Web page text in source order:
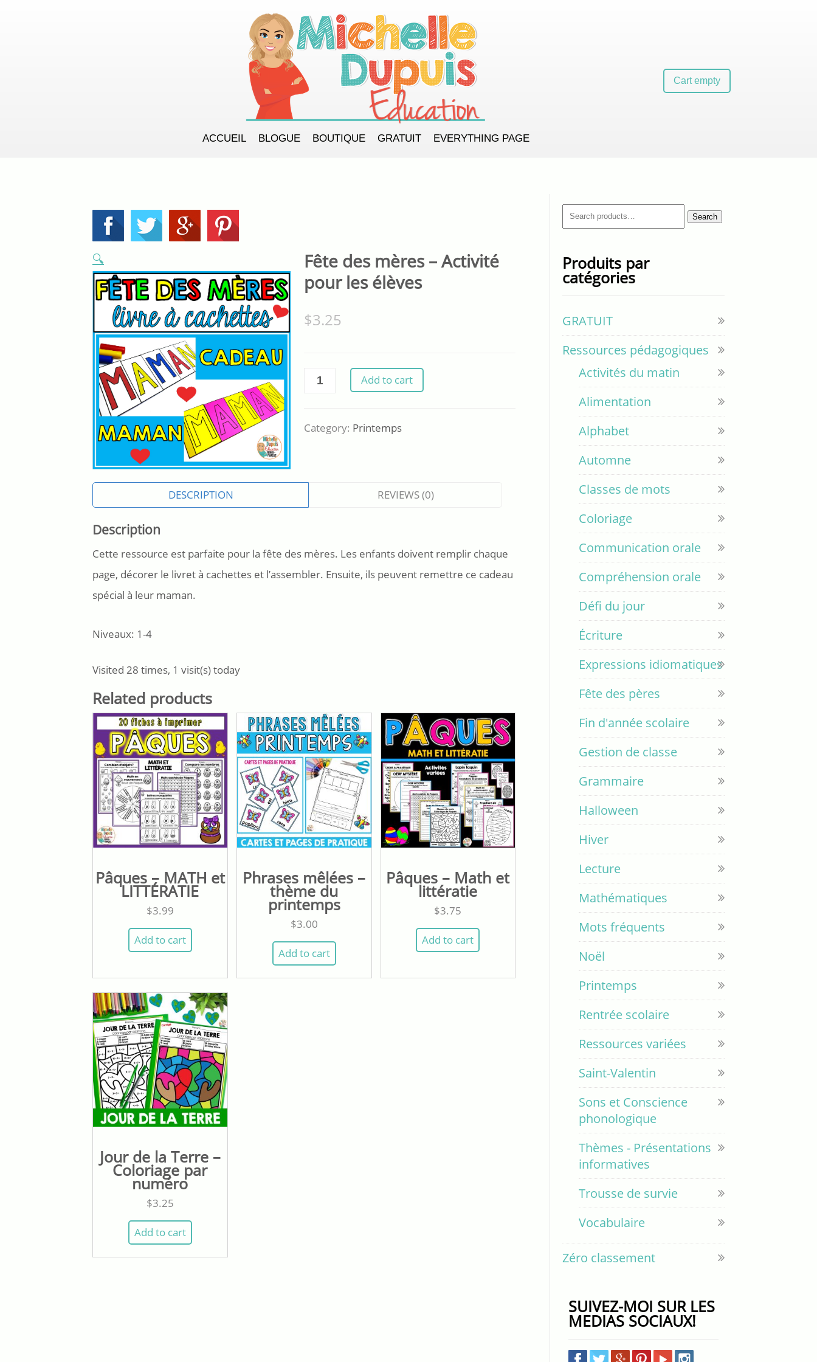
Cart empty
ACCUEIL BLOGUE BOUTIQUE GRATUIT EVERYTHING PAGE
🔍
Fête des mères – Activité
pour les élèves
$3.25
Fête
-
quantity
Add to cart
Category: Printemps
DESCRIPTION REVIEWS (0)
Description
Cette ressource est parfaite pour la fête des mères. Les enfants doivent remplir chaque
page, décorer le livret à cachettes et l’assembler. Ensuite, ils peuvent remettre ce cadeau
spécial à leur maman.
Niveaux: 1-4
Visited 28 times, 1 visit(s) today
Related products
Pâques – MATH et
LITTÉRATIE
$3.99
Add to cart
Phrases mêlées –
thème du
printemps
$3.00
Add to cart
Pâques – Math et
littératie
$3.75
Add to cart
Jour de la Terre –
Coloriage par
numéro
$3.25
Add to cart
Search
for:
Search
Produits par
catégories
GRATUIT
Ressources pédagogiques
Activités du matin
Alimentation
Alphabet
Automne
Classes de mots
Coloriage
Communication orale
Compréhension orale
Défi du jour
Écriture
Expressions idiomatiques
Fête des pères
Fin d'année scolaire
Gestion de classe
Grammaire
Halloween
Hiver
Lecture
Mathématiques
Mots fréquents
Noël
Printemps
Rentrée scolaire
Ressources variées
Saint-Valentin
Sons et Conscience
phonologique
Thèmes - Présentations
informatives
Trousse de survie
Vocabulaire
Zéro classement
SUIVEZ-MOI SUR LES
MEDIAS SOCIAUX!